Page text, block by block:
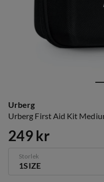
Urberg
Urberg First Aid Kit
price
249 kr
Storlek
1SIZE